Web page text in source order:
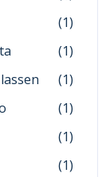
(1)
(1)
(1)
(1)
(1)
(1)